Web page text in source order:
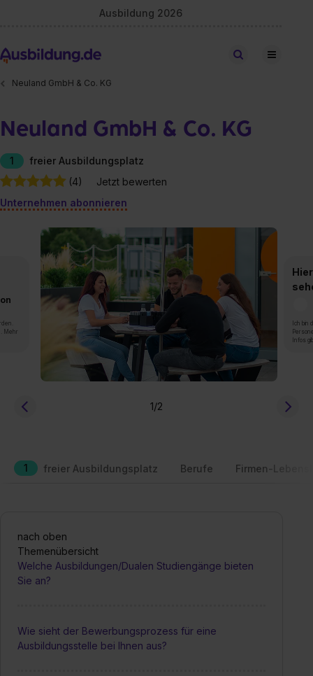
Ausbildung 2026
Stellen finden
Neuland GmbH & Co. KG
Neuland GmbH & Co. KG
1
freier Ausbildungsplatz
(4)
Jetzt bewerten
Unternehmen abonnieren
Mehr
Ich
Infos
1/2
1 freier Ausbildungsplatz Berufe Firmen-
nach oben
Themenübersicht
Welche Ausbildungen/Dualen Studiengänge bieten
Sie an?
Wie sieht der Bewerbungsprozess für eine
Ausbildungsstelle bei Ihnen aus?